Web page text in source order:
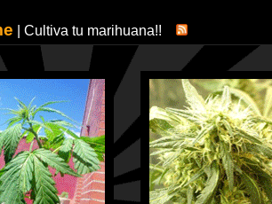
| Cultiva tu marihuana!!